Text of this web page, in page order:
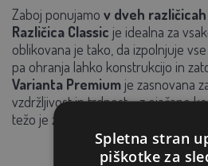
Zaboj ponujamo v dveh različicah
Različica Classic je idealna za
oblikovana je tako, da izpolnjuje
pa ohranja lahko konstrukcijo in
Varianta Premium je zasnovana
vzdržljivost in trdnost - z ojačano
težo je zaboj še bolj robusten in
Spletna stran
piškotke za